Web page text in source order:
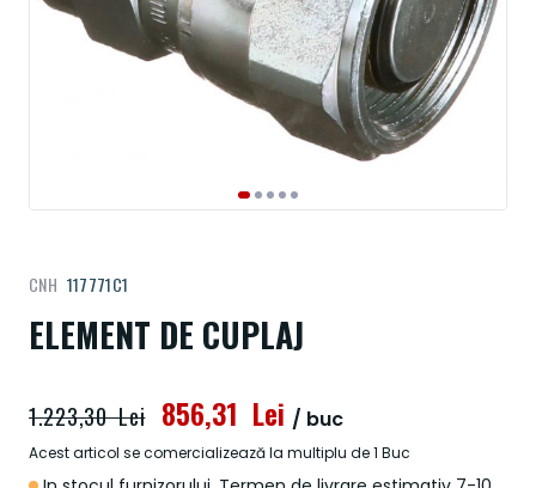
ELEMENT DE CUPLAJ
CNH 117771C1
856,31 Lei
1.223,30 Lei / buc
Acest articol se comercializează la multiplu de 1 Buc
la
începutul
galeriei
imagini